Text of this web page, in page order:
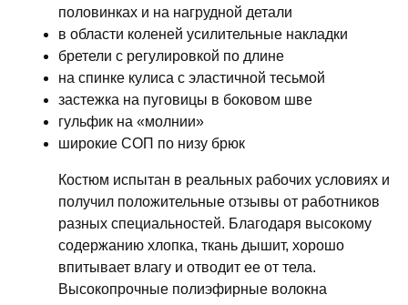
половинках и на нагрудной детали
в области коленей усилительные накладки
бретели с регулировкой по длине
на спинке кулиса с эластичной тесьмой
застежка на пуговицы в боковом шве
гульфик на «молнии»
широкие СОП по низу брюк
Костюм испытан в реальных рабочих условиях и
получил положительные отзывы от работников
разных специальностей. Благодаря высокому
содержанию хлопка, ткань дышит, хорошо
впитывает влагу и отводит ее от тела.
Высокопрочные полиэфирные волокна